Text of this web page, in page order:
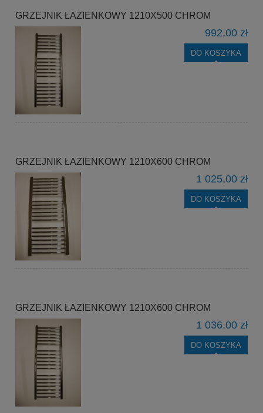
GRZEJNIK ŁAZIENKOWY 1210X500 CHROM
992,00 zł
DO KOSZYKA
GRZEJNIK ŁAZIENKOWY 1210X600 CHROM
1 025,00 zł
DO KOSZYKA
GRZEJNIK ŁAZIENKOWY 1210X600 CHROM
1 036,00 zł
DO KOSZYKA